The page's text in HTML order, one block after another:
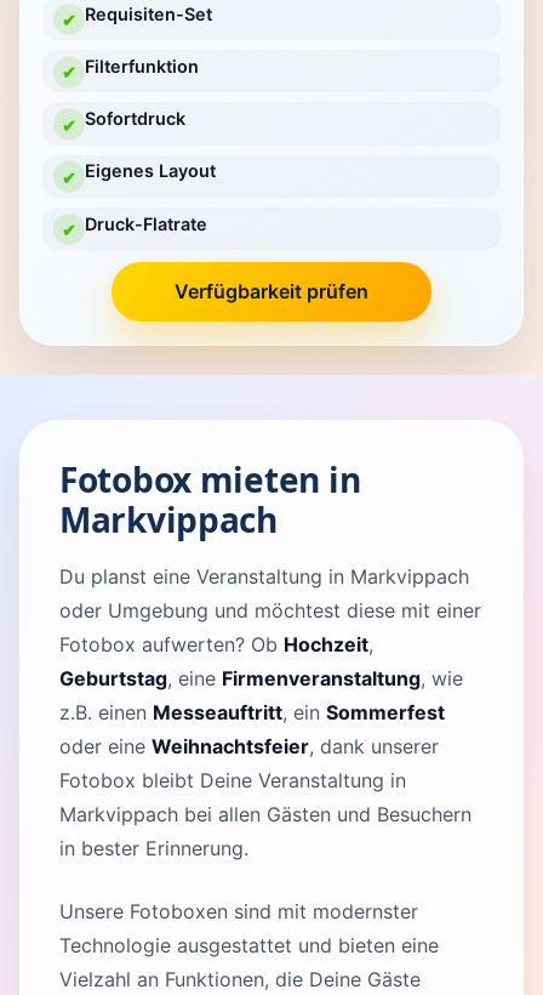
✔ Requisiten-Set
✔ Filterfunktion
✔ Sofortdruck
✔ Eigenes Layout
✔ Druck-Flatrate
Verfügbarkeit prüfen
Fotobox mieten in
Markvippach
Du planst eine Veranstaltung in Markvippach
oder Umgebung und möchtest diese mit einer
Fotobox aufwerten? Ob Hochzeit,
Geburtstag, eine Firmenveranstaltung, wie
z.B. einen Messeauftritt, ein Sommerfest
oder eine Weihnachtsfeier, dank unserer
Fotobox bleibt Deine Veranstaltung in
Markvippach bei allen Gästen und Besuchern
in bester Erinnerung.
Unsere Fotoboxen sind mit modernster
Technologie ausgestattet und bieten eine
Vielzahl an Funktionen, die Deine Gäste